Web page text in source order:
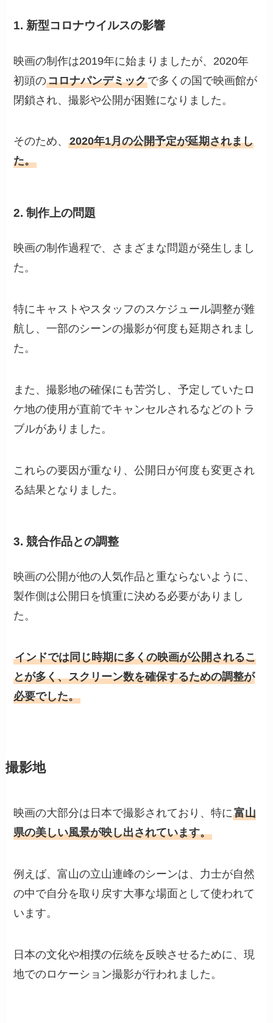
1. 新型コロナウイルスの影響
映画の制作は2019年に始まりましたが、2020年
初頭のコロナパンデミックで多くの国で映画館が
閉鎖され、撮影や公開が困難になりました。
そのため、2020年1月の公開予定が延期されまし
た。
2. 制作上の問題
映画の制作過程で、さまざまな問題が発生しまし
た。
特にキャストやスタッフのスケジュール調整が難
航し、一部のシーンの撮影が何度も延期されまし
た。
また、撮影地の確保にも苦労し、予定していたロ
ケ地の使用が直前でキャンセルされるなどのトラ
ブルがありました。
これらの要因が重なり、公開日が何度も変更され
る結果となりました。
3. 競合作品との調整
映画の公開が他の人気作品と重ならないように、
製作側は公開日を慎重に決める必要がありまし
た。
インドでは同じ時期に多くの映画が公開されるこ
とが多く、スクリーン数を確保するための調整が
必要でした。
撮影地
映画の大部分は日本で撮影されており、特に富山
県の美しい風景が映し出されています。
例えば、富山の立山連峰のシーンは、力士が自然
の中で自分を取り戻す大事な場面として使われて
います。
日本の文化や相撲の伝統を反映させるために、現
地でのロケーション撮影が行われました。